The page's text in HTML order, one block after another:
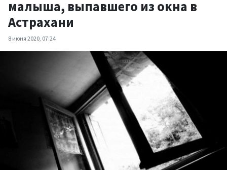
малыша, выпавшего из окна в
Астрахани
8 июня 2020, 07:24